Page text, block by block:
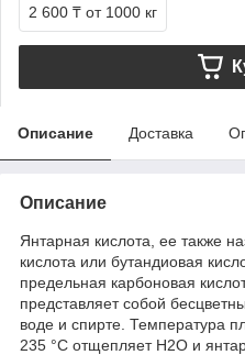
2 600 ₸ от 1000 кг
Описание Доставка
Описание
Янтарная кислота, ее также
кислота или бутандиовая
предельная карбоновая
представляет собой
воде и спирте. Температура
235 °C отщепляет Н2О и